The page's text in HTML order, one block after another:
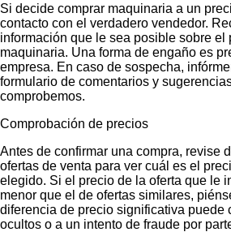
Si decide comprar maquinaria a un
contacto con el verdadero vendedor.
información que le sea posible sobre el
maquinaria. Una forma de engaño es
empresa. En caso de sospecha,
formulario de comentarios y
comprobemos.
Comprobación de precios
Antes de confirmar una compra, revise
ofertas de venta para ver cuál es el
elegido. Si el precio de la oferta que le
menor que el de ofertas similares,
diferencia de precio significativa puede
ocultos o a un intento de fraude por